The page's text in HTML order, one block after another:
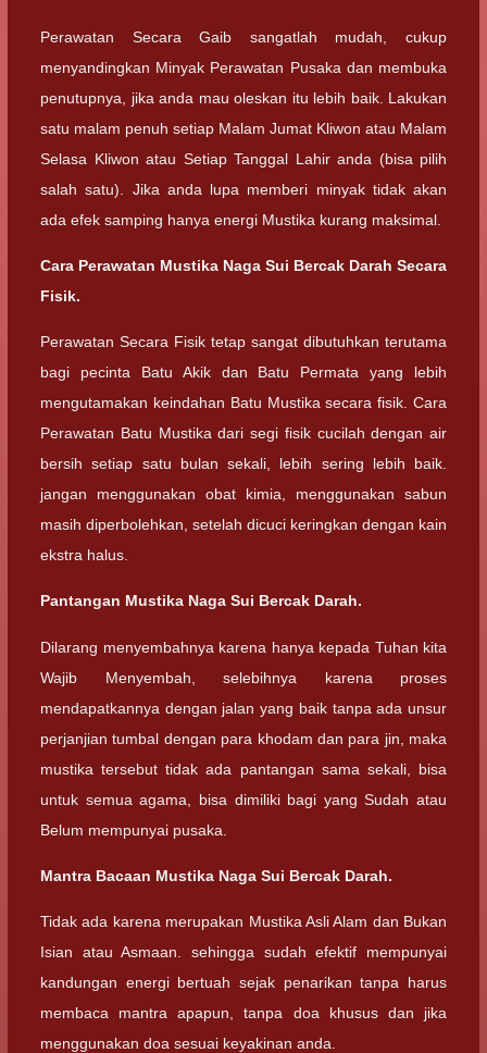
Perawatan Secara Gaib sangatlah mudah, cukup
menyandingkan Minyak Perawatan Pusaka dan membuka
penutupnya, jika anda mau oleskan itu lebih baik. Lakukan
satu malam penuh setiap Malam Jumat Kliwon atau Malam
Selasa Kliwon atau Setiap Tanggal Lahir anda (bisa pilih
salah satu). Jika anda lupa memberi minyak tidak akan
ada efek samping hanya energi Mustika kurang maksimal.
Cara Perawatan Mustika Naga Sui Bercak Darah Secara
Fisik.
Perawatan Secara Fisik tetap sangat dibutuhkan terutama
bagi pecinta Batu Akik dan Batu Permata yang lebih
mengutamakan keindahan Batu Mustika secara fisik. Cara
Perawatan Batu Mustika dari segi fisik cucilah dengan air
bersih setiap satu bulan sekali, lebih sering lebih baik.
jangan menggunakan obat kimia, menggunakan sabun
masih diperbolehkan, setelah dicuci keringkan dengan kain
ekstra halus.
Pantangan Mustika Naga Sui Bercak Darah.
Dilarang menyembahnya karena hanya kepada Tuhan kita
Wajib Menyembah, selebihnya karena proses
mendapatkannya dengan jalan yang baik tanpa ada unsur
perjanjian tumbal dengan para khodam dan para jin, maka
mustika tersebut tidak ada pantangan sama sekali, bisa
untuk semua agama, bisa dimiliki bagi yang Sudah atau
Belum mempunyai pusaka.
Mantra Bacaan Mustika Naga Sui Bercak Darah.
Tidak ada karena merupakan Mustika Asli Alam dan Bukan
Isian atau Asmaan. sehingga sudah efektif mempunyai
kandungan energi bertuah sejak penarikan tanpa harus
membaca mantra apapun, tanpa doa khusus dan jika
menggunakan doa sesuai keyakinan anda.